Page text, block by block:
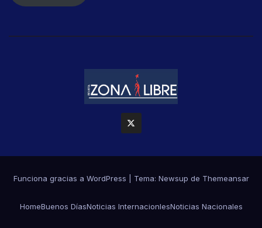
Funciona gracias a WordPress Tema: Newsup de Themeansar
HomeBuenos DíasNoticias InternacionlesNoticias Nacionales